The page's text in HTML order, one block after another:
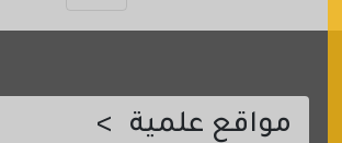
مواقع علمية